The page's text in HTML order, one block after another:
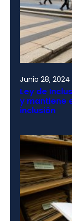
Junio 28, 2024
Ley de
y mantiene
inclusión